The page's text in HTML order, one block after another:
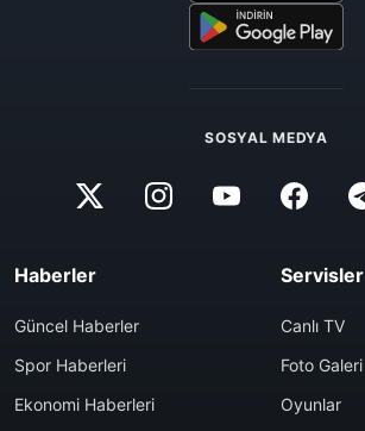
SOSYAL MEDYA
Haberler
Güncel Haberler
Spor Haberleri
Ekonomi Haberleri
Servisler
Canlı TV
Foto Galeri
Oyunlar